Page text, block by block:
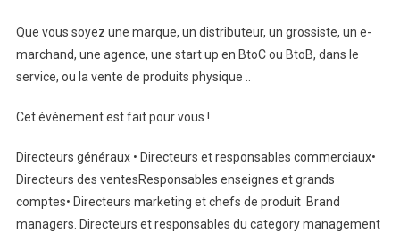
Que vous soyez une marque, un distributeur, un grossiste, un e-
marchand, une agence, une start up en BtoC ou BtoB, dans le
service, ou la vente de produits physique ..
Cet événement est fait pour vous !
Directeurs généraux • Directeurs et responsables commerciaux•
Directeurs des ventesResponsables enseignes et grands
comptes• Directeurs marketing et chefs de produit Brand
managers. Directeurs et responsables du category management